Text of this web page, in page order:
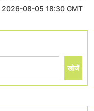
2026-08-05 18:30 GMT
खोजें